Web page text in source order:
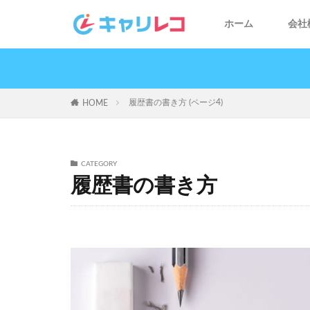
ホーム 会社
HOME 履歴書の書き方 (ページ4)
CATEGORY
履歴書の書き方